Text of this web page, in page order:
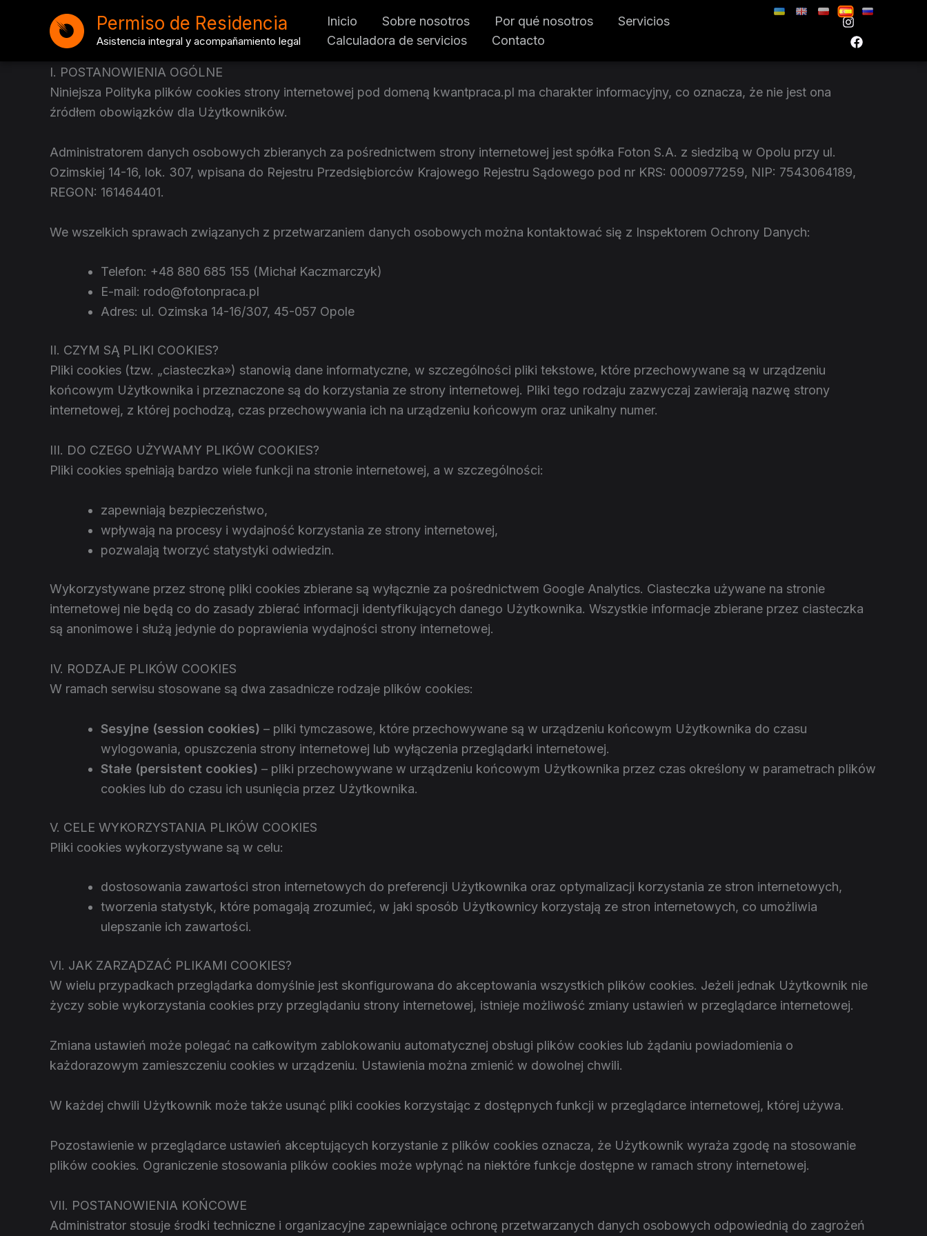
contenido
Permiso de Residencia
Asistencia integral y acompañamiento legal
Inicio Sobre nosotros Por qué nosotros
Servicios
Calculadora de servicios
Contacto
I. POSTANOWIENIA OGÓLNE
Niniejsza Polityka plików cookies strony internetowej pod domeną kwantpraca.pl ma charakter informacyjny, co oznacza, że nie jest ona
źródłem obowiązków dla Użytkowników.
Administratorem danych osobowych zbieranych za pośrednictwem strony internetowej jest spółka Foton S.A. z siedzibą w Opolu przy ul.
Ozimskiej 14-16, lok. 307, wpisana do Rejestru Przedsiębiorców Krajowego Rejestru Sądowego pod nr KRS: 0000977259, NIP: 7543064189,
REGON: 161464401.
We wszelkich sprawach związanych z przetwarzaniem danych osobowych można kontaktować się z Inspektorem Ochrony Danych:
Telefon: +48 880 685 155 (Michał Kaczmarczyk)
E-mail: rodo@fotonpraca.pl
Adres: ul. Ozimska 14-16/307, 45-057 Opole
II. CZYM SĄ PLIKI COOKIES?
Pliki cookies (tzw. „ciasteczka») stanowią dane informatyczne, w szczególności pliki tekstowe, które przechowywane są w urządzeniu
końcowym Użytkownika i przeznaczone są do korzystania ze strony internetowej. Pliki tego rodzaju zazwyczaj zawierają nazwę strony
internetowej, z której pochodzą, czas przechowywania ich na urządzeniu końcowym oraz unikalny numer.
III. DO CZEGO UŻYWAMY PLIKÓW COOKIES?
Pliki cookies spełniają bardzo wiele funkcji na stronie internetowej, a w szczególności:
zapewniają bezpieczeństwo,
wpływają na procesy i wydajność korzystania ze strony internetowej,
pozwalają tworzyć statystyki odwiedzin.
Wykorzystywane przez stronę pliki cookies zbierane są wyłącznie za pośrednictwem Google Analytics. Ciasteczka używane na stronie
internetowej nie będą co do zasady zbierać informacji identyfikujących danego Użytkownika. Wszystkie informacje zbierane przez ciasteczka
są anonimowe i służą jedynie do poprawienia wydajności strony internetowej.
IV. RODZAJE PLIKÓW COOKIES
W ramach serwisu stosowane są dwa zasadnicze rodzaje plików cookies:
Sesyjne (session cookies) – pliki tymczasowe, które przechowywane są w urządzeniu końcowym Użytkownika do czasu
wylogowania, opuszczenia strony internetowej lub wyłączenia przeglądarki internetowej.
Stałe (persistent cookies) – pliki przechowywane w urządzeniu końcowym Użytkownika przez czas określony w parametrach plików
cookies lub do czasu ich usunięcia przez Użytkownika.
V. CELE WYKORZYSTANIA PLIKÓW COOKIES
Pliki cookies wykorzystywane są w celu:
dostosowania zawartości stron internetowych do preferencji Użytkownika oraz optymalizacji korzystania ze stron internetowych,
tworzenia statystyk, które pomagają zrozumieć, w jaki sposób Użytkownicy korzystają ze stron internetowych, co umożliwia
ulepszanie ich zawartości.
VI. JAK ZARZĄDZAĆ PLIKAMI COOKIES?
W wielu przypadkach przeglądarka domyślnie jest skonfigurowana do akceptowania wszystkich plików cookies. Jeżeli jednak Użytkownik nie
życzy sobie wykorzystania cookies przy przeglądaniu strony internetowej, istnieje możliwość zmiany ustawień w przeglądarce internetowej.
Zmiana ustawień może polegać na całkowitym zablokowaniu automatycznej obsługi plików cookies lub żądaniu powiadomienia o
każdorazowym zamieszczeniu cookies w urządzeniu. Ustawienia można zmienić w dowolnej chwili.
W każdej chwili Użytkownik może także usunąć pliki cookies korzystając z dostępnych funkcji w przeglądarce internetowej, której używa.
Pozostawienie w przeglądarce ustawień akceptujących korzystanie z plików cookies oznacza, że Użytkownik wyraża zgodę na stosowanie
plików cookies. Ograniczenie stosowania plików cookies może wpłynąć na niektóre funkcje dostępne w ramach strony internetowej.
VII. POSTANOWIENIA KOŃCOWE
Administrator stosuje środki techniczne i organizacyjne zapewniające ochronę przetwarzanych danych osobowych odpowiednią do zagrożeń